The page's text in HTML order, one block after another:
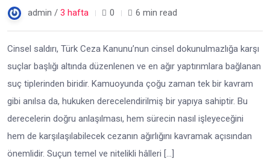
admin / 3 hafta 0 6 min read
Cinsel saldırı, Türk Ceza Kanunu’nun cinsel dokunulmazlığa karşı
suçlar başlığı altında düzenlenen ve en ağır yaptırımlara bağlanan
suç tiplerinden biridir. Kamuoyunda çoğu zaman tek bir kavram
gibi anılsa da, hukuken derecelendirilmiş bir yapıya sahiptir. Bu
derecelerin doğru anlaşılması, hem sürecin nasıl işleyeceğini
hem de karşılaşılabilecek cezanın ağırlığını kavramak açısından
önemlidir. Suçun temel ve nitelikli hâlleri […]